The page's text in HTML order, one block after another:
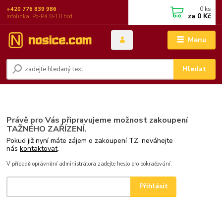
Menu
Hledat
+420 776 839 986
Infolinka: Po-Pá 8-18 hod.
0 ks
za 0 Kč
Právě pro Vás připravujeme možnost zakoupení
TAŽNÉHO ZAŘÍZENÍ.
Pokud již nyní máte zájem o zakoupení TZ, neváhejte
náskontaktovat.
V případě oprávnění administrátora zadejte heslo pro pokračování.